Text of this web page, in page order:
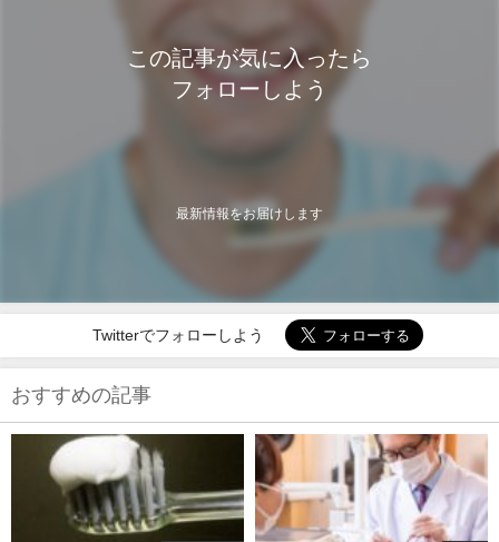
この記事が気に入ったら
フォローしよう
最新情報をお届けします
Twitterでフォローしよう
おすすめの記事